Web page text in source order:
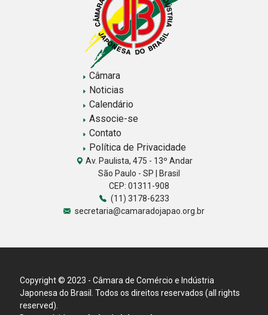
Câmara
Noticias
Calendário
Associe-se
Contato
Política de Privacidade
Av. Paulista, 475 - 13º Andar
São Paulo - SP | Brasil
CEP: 01311-908
(11) 3178-6233
secretaria@camaradojapao.org.br
Copyright © 2023 - Câmara de Comércio e Indústria
Japonesa do Brasil. Todos os direitos reservados (all rights
reserved).